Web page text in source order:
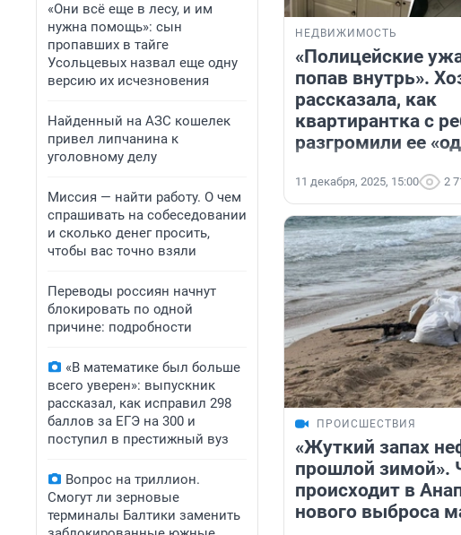
«Они всё еще в лесу, и им
нужна помощь»: сын
пропавших в тайге
Усольцевых назвал еще одну
версию их исчезновения
Найденный на АЗС кошелек
привел липчанина к
уголовному делу
Миссия — найти работу. О чем
спрашивать на собеседовании
и сколько денег просить,
чтобы вас точно взяли
Переводы россиян начнут
блокировать по одной
причине: подробности
«В математике был больше
всего уверен»: выпускник
рассказал, как исправил 298
баллов за ЕГЭ на 300 и
поступил в престижный вуз
Вопрос на триллион.
Смогут ли зерновые
терминалы Балтики заменить
НЕДВИЖИМОСТЬ
«Полицейские
попав внутрь».
рассказала, как
квартирантка с
разгромили ее
11 декабря, 2025, 15:00 2
ПРОИСШЕСТВИЯ
«Жуткий запах
прошлой зимой».
происходит в
нового выброса